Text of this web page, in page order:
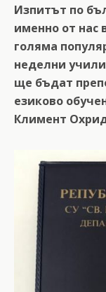
Изпитът по
именно от нас
голяма
неделни
ще бъдат
езиково
Климент